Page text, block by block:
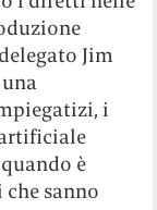
Jim
i
è
sanno